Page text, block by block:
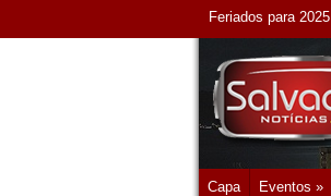
Feriados para 2025
Capa Eventos »